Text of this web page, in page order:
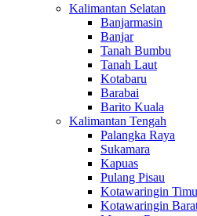
Kalimantan Selatan
Banjarmasin
Banjar
Tanah Bumbu
Tanah Laut
Kotabaru
Barabai
Barito Kuala
Kalimantan Tengah
Palangka Raya
Sukamara
Kapuas
Pulang Pisau
Kotawaringin
Kotawaringin